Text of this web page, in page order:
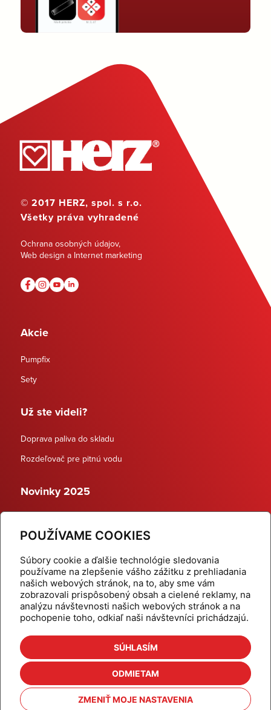
POUŽÍVAME COOKIES
Súbory cookie a ďalšie technológie sledovania
používame na zlepšenie vášho zážitku z prehliadania
našich webových stránok, na to, aby sme vám
zobrazovali prispôsobený obsah a cielené reklamy, na
analýzu návštevnosti našich webových stránok a na
pochopenie toho, odkiaľ naši návštevníci prichádzajú.
SÚHLASÍM
ODMIETAM
ZMENIŤ MOJE NASTAVENIA
© 2017 HERZ, spol. s r.o.
Všetky práva vyhradené
Ochrana osobných údajov,
Web design a Internet marketing
Akcie
Pumpfix
Sety
Už ste videli?
Doprava paliva do skladu
Rozdeľovač pre pitnú vodu
Novinky 2025
Dynamické termostatické ventily
Domov
Produkty
Aktuality
Odber šikovné tipy
Kalkulačky
Cenníky
Na stiahnutie
Referencie
Kontakt